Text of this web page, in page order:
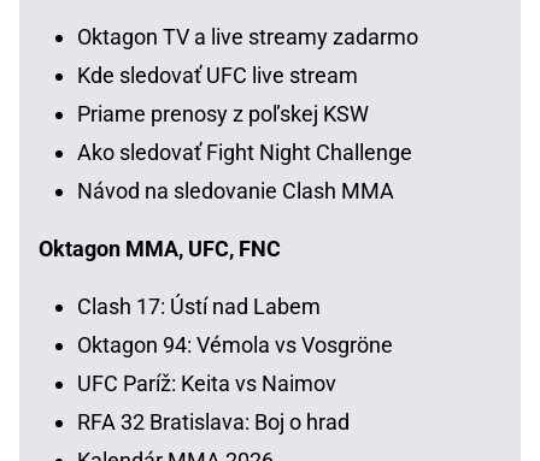
Oktagon TV a live streamy zadarmo
Kde sledovať UFC live stream
Priame prenosy z poľskej KSW
Ako sledovať Fight Night Challenge
Návod na sledovanie Clash MMA
Oktagon MMA, UFC, FNC
Clash 17: Ústí nad Labem
Oktagon 94: Vémola vs Vosgröne
UFC Paríž: Keita vs Naimov
RFA 32 Bratislava: Boj o hrad